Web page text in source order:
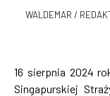
WALDEMAR /
16 sierpnia 2024
Singapurskiej